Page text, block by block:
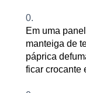
Em uma
manteiga de
páprica
ficar crocante